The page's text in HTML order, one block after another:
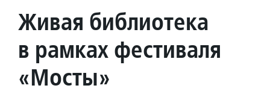
Живая библиотека
в рамках фестиваля
«Мосты»